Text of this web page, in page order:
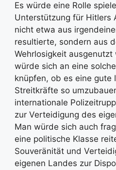
Es würde eine Rolle
Unterstützung für Hitlers
nicht etwa aus
resultierte, sondern aus
Wehrlosigkeit
würde sich an eine
knüpfen, ob es eine gute
Streitkräfte so
internationale
zur Verteidigung des
Man würde sich auch
eine politische Klasse
Souveränität und
eigenen Landes zur